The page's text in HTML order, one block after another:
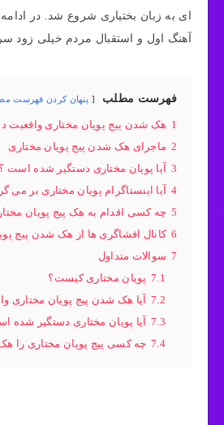
ای به زبان بختیاری شروع شد. در
آهنگ اول و استقبال مردم خیلی زود سر
فهرست مطلب پنهان کردن فهرست
1 هک شدن پیج پویان مختاری واقعیت
2 ماجرای هک شدن پیج پویان مختاری
3
آیا پویان مختاری دستگیر شده است ؟
4
آیا اینستاگرام پویان مختاری بر می
5 چه کسی اقدام به هک پیج پویان
6 کانال افشاگری ها از هک شدن پیج
7 سوالات متداول
7.1 پویان مختاری کیست؟
7.2
آیا هک شدن پیج پویان مختاری
7.3
آیا پویان مختاری دستگیر شده
7.4 چه کسی پیج پویان مختاری را